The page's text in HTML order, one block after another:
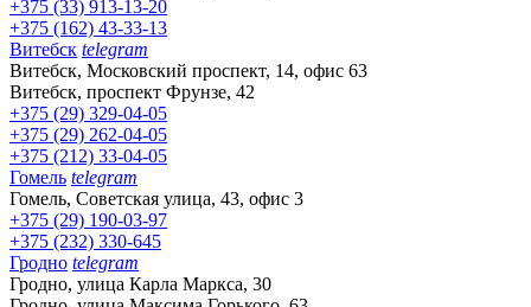
+375 (33) 913-13-20
+375 (162) 43-33-13
Витебск telegram
Витебск, Московский проспект, 14, офис 63
Витебск, проспект Фрунзе, 42
+375 (29) 329-04-05
+375 (29) 262-04-05
+375 (212) 33-04-05
Гомель telegram
Гомель, Советская улица, 43, офис 3
+375 (29) 190-03-97
+375 (232) 330-645
Гродно telegram
Гродно, улица Карла Маркса, 30